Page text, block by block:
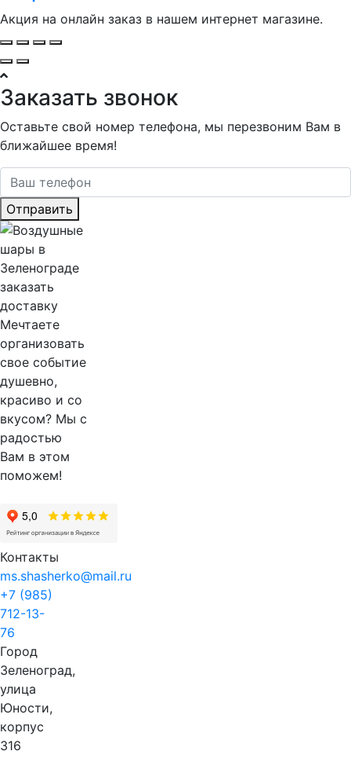
Акция на онлайн заказ в нашем интернет магазине.
Заказать звонок
Оставьте свой номер телефона, мы перезвоним Вам в
ближайшее время!
Отправить
Мечтаете
организовать
свое событие
душевно,
красиво и со
вкусом? Мы с
радостью
Вам в этом
поможем!
Контакты
ms.shasherko@mail.ru
+7 (985)
712-13-
76
Город
Зеленоград,
улица
Юности,
корпус
316